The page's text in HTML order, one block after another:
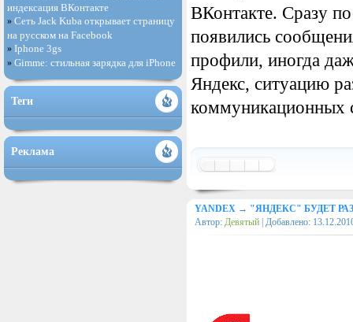
ВКонтакте. Сразу
появились
профили, иногда
Яндекс, ситуацию
коммуникационных
YANDEX → "ЯНДЕКС" БУДЕТ
Автор: Девятый | Добавлено:
индексация ВКонтакте
» Сеть Jack Kuba открывает страницу
на русском на Facebook
» Iphone 3gs
» Gimme: стильная зарядка для iPhone
Теги
Реклама